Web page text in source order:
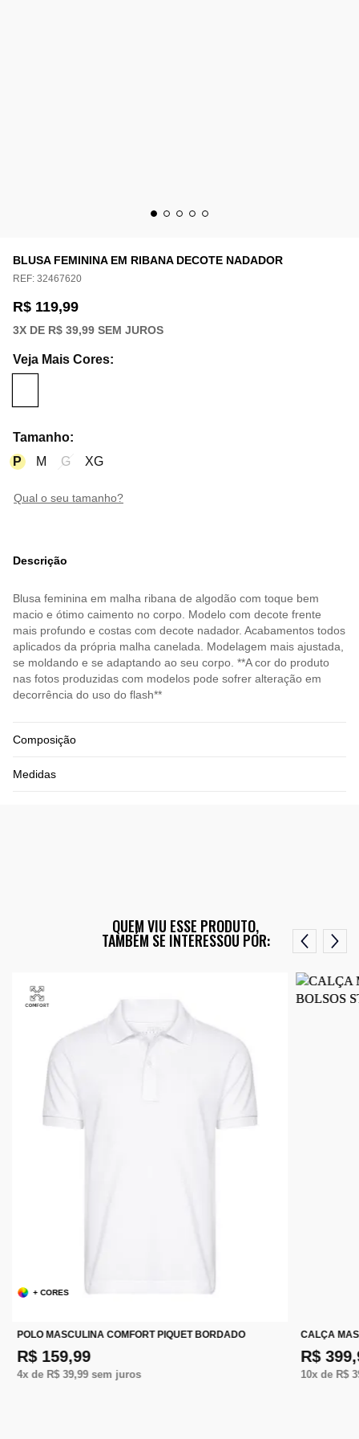
BLUSA FEMININA EM RIBANA DECOTE NADADOR
REF: 32467620
R$ 119,99
3X DE R$ 39,99 SEM JUROS
Veja Mais Cores:
Tamanho:
P
M G XG
qual o seu tamanho?
Descrição
Blusa feminina em malha ribana de algodão com toque bem
macio e ótimo caimento no corpo. Modelo com decote frente
mais profundo e costas com decote nadador. Acabamentos todos
aplicados da própria malha canelada. Modelagem mais ajustada,
se moldando e se adaptando ao seu corpo. **A cor do produto
nas fotos produzidas com modelos pode sofrer alteração em
decorrência do uso do flash**
Composição
Medidas
QUEM VIU ESSE PRODUTO,
TAMBÉM SE INTERESSOU POR:
+ CORES
POLO MASCULINA COMFORT PIQUET BORDADO
R$ 159,99
4x de R$ 39,99sem juros
CALÇA
R$
10x de R$